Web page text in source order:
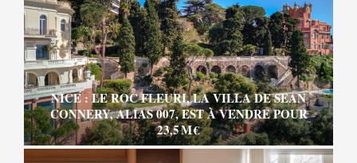
NICE : LE ROC FLEURI, LA VILLA DE SEAN
CONNERY, ALIAS 007, EST À VENDRE POUR
23,5 M €